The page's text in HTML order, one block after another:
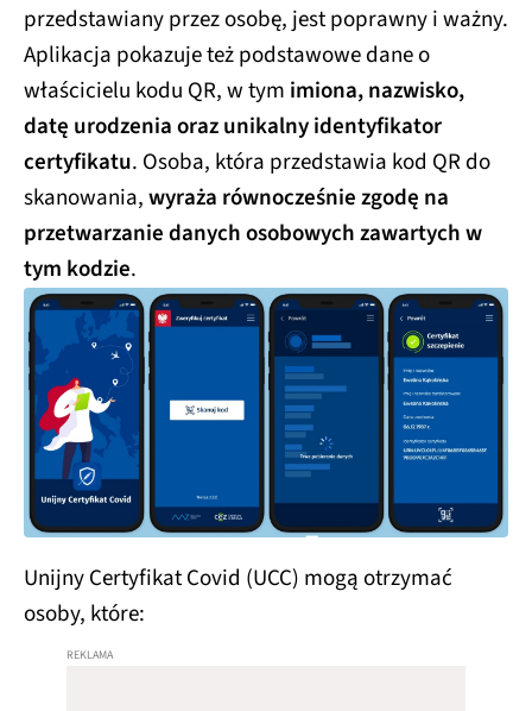
przedstawiany przez osobę, jest poprawny i ważny.
Aplikacja pokazuje też podstawowe dane o
właścicielu kodu QR, w tym imiona, nazwisko,
datę urodzenia oraz unikalny identyfikator
certyfikatu. Osoba, która przedstawia kod QR do
skanowania,wyraża równocześnie zgodę na
przetwarzanie danych osobowych zawartych w
tym kodzie.
Unijny Certyfikat Covid (UCC) mogą otrzymać
osoby, które: